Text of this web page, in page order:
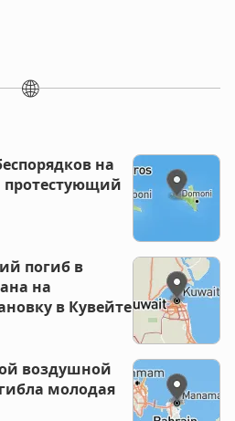
🌐
на
протестующий
погиб в
на
в Кувейте
воздушной
молодая